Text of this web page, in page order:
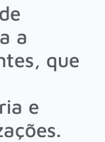
a
que
e